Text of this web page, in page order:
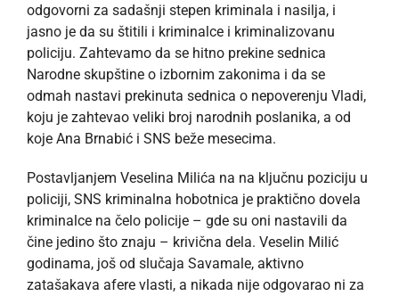
odgovorni za sadašnji stepen kriminala i nasilja, i
jasno je da su štitili i kriminalce i kriminalizovanu
policiju. Zahtevamo da se hitno prekine sednica
Narodne skupštine o izbornim zakonima i da se
odmah nastavi prekinuta sednica o nepoverenju Vladi,
koju je zahtevao veliki broj narodnih poslanika, a od
koje Ana Brnabić i SNS beže mesecima.
Postavljanjem Veselina Milića na na ključnu poziciju u
policiji, SNS kriminalna hobotnica je praktično dovela
kriminalce na čelo policije – gde su oni nastavili da
čine jedino što znaju – krivična dela. Veselin Milić
godinama, još od slučaja Savamale, aktivno
zatašakava afere vlasti, a nikada nije odgovarao ni za